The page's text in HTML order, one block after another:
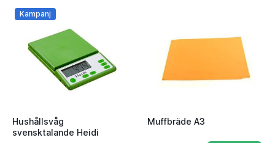
Kampanj
Hushållsvåg
svensktalande Heidi
Muffbräde A3